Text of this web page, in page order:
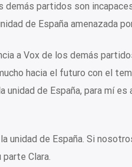
demás partidos son
de España amenazada
a Vox de los demás
hacia el futuro con el
unidad de España, para mí
unidad de España. Si
Clara.